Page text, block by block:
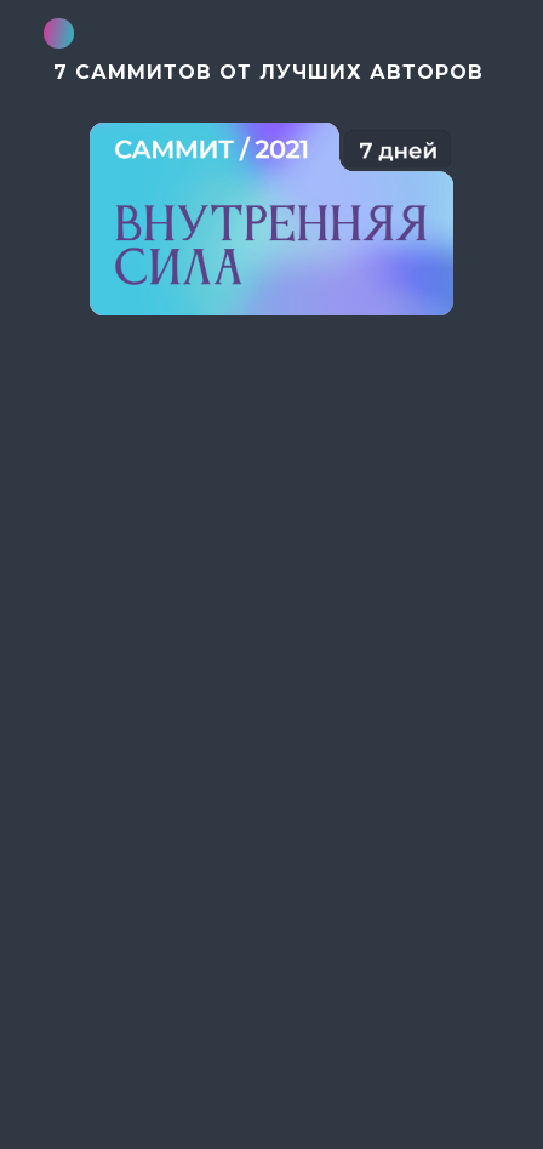
7 САММИТОВ ОТ ЛУЧШИХ АВТОРОВ